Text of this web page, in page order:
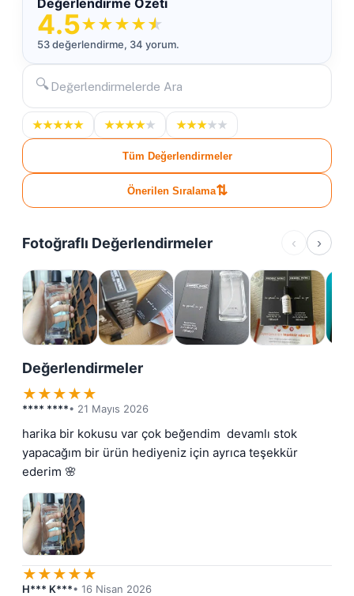
Değerlendirme Özeti
4.5★★★★★
53 değerlendirme, 34 yorum.
🔍
★★★★★ ★★★★★ ★★★★★
Tüm Değerlendirmeler
Önerilen Sıralama⇅
Fotoğraflı Değerlendirmeler ‹ ›
Değerlendirmeler
★★★★★
**** ****• 21 Mayıs 2026
harika bir kokusu var çok beğendim  devamlı stok
yapacağım bir ürün hediyeniz için ayrıca teşekkür
ederim 🌸
★★★★★
H*** K***• 16 Nisan 2026